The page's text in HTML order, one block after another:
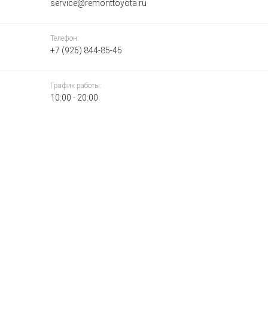
service@remonttoyota.ru
Телефон:
+7 (926) 844-85-45
График работы:
10:00 - 20:00